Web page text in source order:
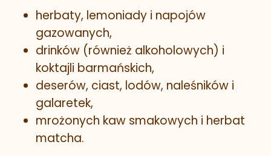
herbaty, lemoniady i napojów
gazowanych,
drinków (również alkoholowych) i
koktajli barmańskich,
deserów, ciast, lodów, naleśników i
galaretek,
mrożonych kaw smakowych i herbat
matcha.